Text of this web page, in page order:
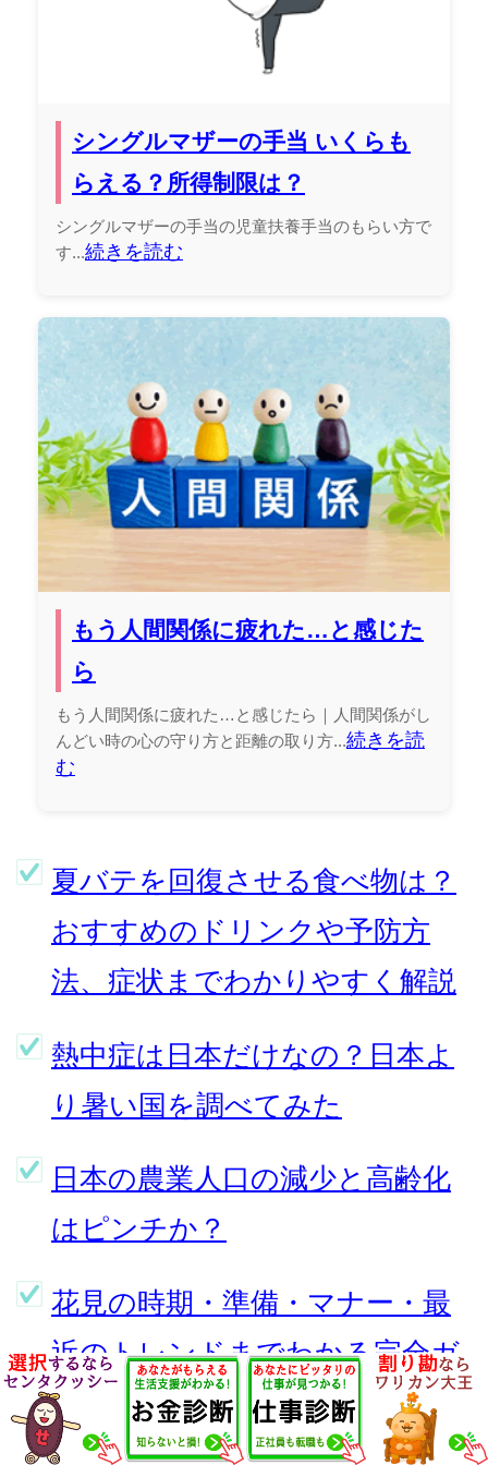
シングルマザーの手当 いくらも
らえる？所得制限は？
シングルマザーの手当の児童扶養手当のもらい方で
す...続きを読む
もう人間関係に疲れた…と感じた
ら
もう人間関係に疲れた…と感じたら｜人間関係がし
んどい時の心の守り方と距離の取り方...続きを読
む
夏バテを回復させる食べ物は？
おすすめのドリンクや予防方
法、症状までわかりやすく解説
熱中症は日本だけなの？日本よ
り暑い国を調べてみた
日本の農業人口の減少と高齢化
はピンチか？
花見の時期・準備・マナー・最
近のトレンドまでわかる完全ガ
イド